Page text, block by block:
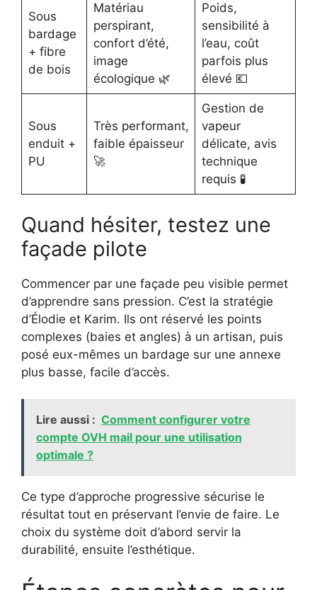
Sous
bardage
+ fibre
de bois
Matériau
perspirant,
confort d’été,
image
écologique 🌿
Poids,
sensibilité à
l’eau, coût
parfois plus
élevé 💶
Sous
enduit +
PU
Très performant,
faible épaisseur
🚀
Gestion de
vapeur
délicate, avis
technique
requis 🧪
Quand hésiter, testez une
façade pilote
Commencer par une façade peu visible permet
d’apprendre sans pression. C’est la stratégie
d’Élodie et Karim. Ils ont réservé les points
complexes (baies et angles) à un artisan, puis
posé eux-mêmes un bardage sur une annexe
plus basse, facile d’accès.
Lire aussi : Comment configurer votre
compte OVH mail pour une utilisation
optimale ?
Ce type d’approche progressive sécurise le
résultat tout en préservant l’envie de faire. Le
choix du système doit d’abord servir la
durabilité, ensuite l’esthétique.